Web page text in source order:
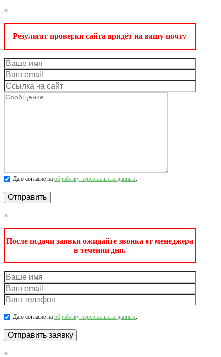
×
Результат проверки сайта придёт на вашу почту
Даю согласие на обработку персональных данных.
×
После подачи заявки ожидайте звонка от менеджера
в течении дня.
Даю согласие на обработку персональных данных.
×